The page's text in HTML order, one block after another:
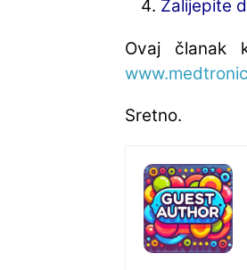
Zalijepite
Ovaj članak
Sretno.